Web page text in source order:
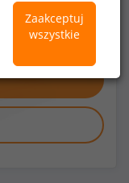
Zaakceptuj
wszystkie